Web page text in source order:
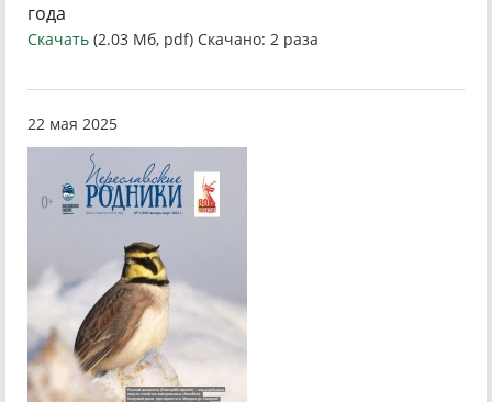
года
Скачать (2.03 Мб, pdf) Скачано: 2 раза
22 мая 2025